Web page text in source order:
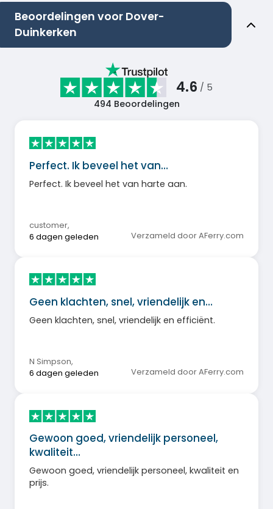
Beoordelingen voor Dover-
Duinkerken
4.6 / 5
494 Beoordelingen
Perfect. Ik beveel het van…
Perfect. Ik beveel het van harte aan.
customer,
6 dagen geleden
Verzameld door AFerry.com
Geen klachten, snel, vriendelijk en…
Geen klachten, snel, vriendelijk en efficiënt.
N Simpson,
6 dagen geleden
Verzameld door AFerry.com
Gewoon goed, vriendelijk personeel,
kwaliteit…
Gewoon goed, vriendelijk personeel, kwaliteit en
prijs.